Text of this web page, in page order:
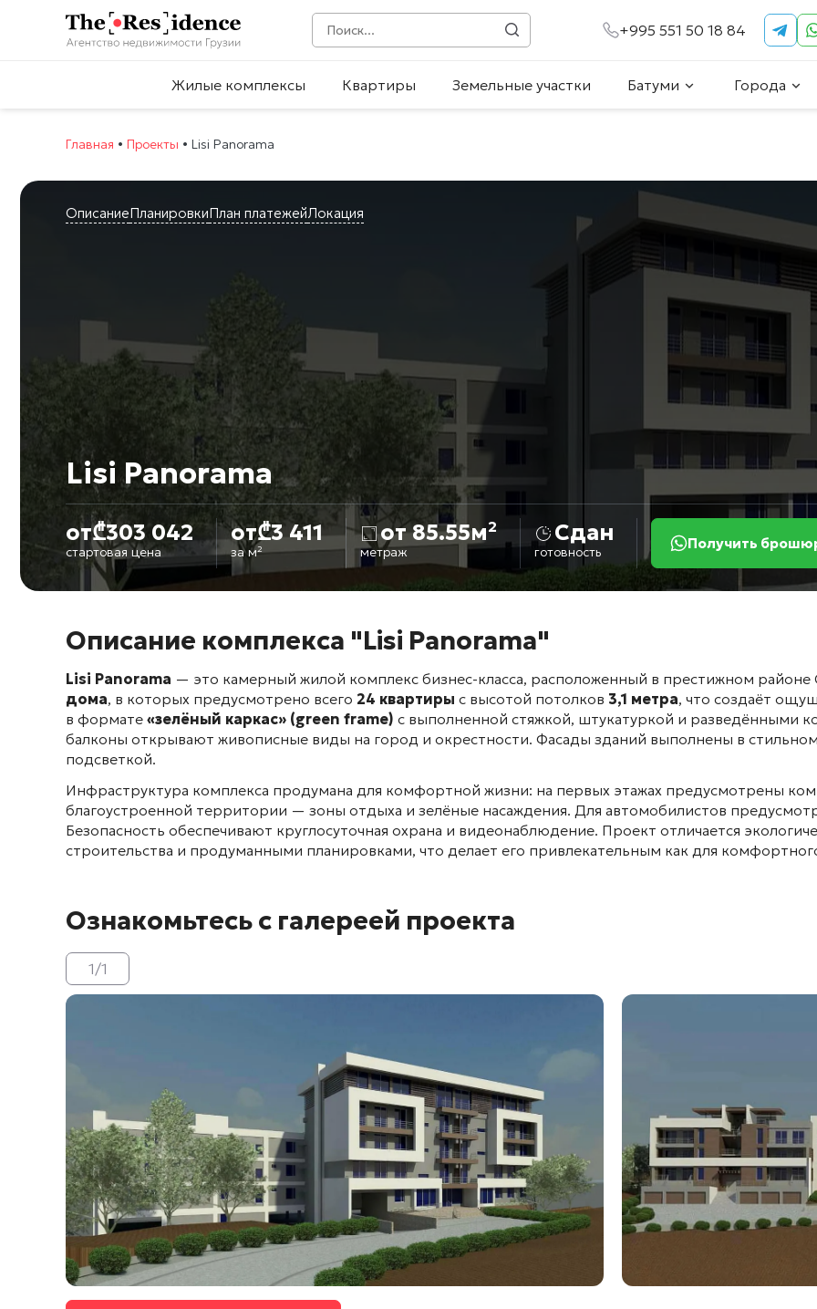
+995 551 50 18 84
Жилые комплексы Квартиры Земельные участки Батуми Города
Главная • Проекты • Lisi Panorama
ОписаниеПланировкиПлан платежейЛокация
Lisi Panorama
от₾303 042
стартовая цена
от₾3 411
за м²
от 85.55м²
метраж
Сдан
готовность Получить
Описание комплекса "Lisi Panorama"
Lisi Panorama — это камерный жилой комплекс бизнес-класса, расположенный в престижном
дома, в которых предусмотрено всего 24 квартиры с высотой потолков 3,1 метра, что создаёт
в формате «зелёный каркас» (green frame) с выполненной стяжкой, штукатуркой и разведёнными
балконы открывают живописные виды на город и окрестности. Фасады зданий выполнены в
подсветкой.
Инфраструктура комплекса продумана для комфортной жизни: на первых этажах предусмотрены
благоустроенной территории — зоны отдыха и зелёные насаждения. Для автомобилистов
Безопасность обеспечивают круглосуточная охрана и видеонаблюдение. Проект отличается
строительства и продуманными планировками, что делает его привлекательным как для
Ознакомьтесь с галереей проекта
1/1